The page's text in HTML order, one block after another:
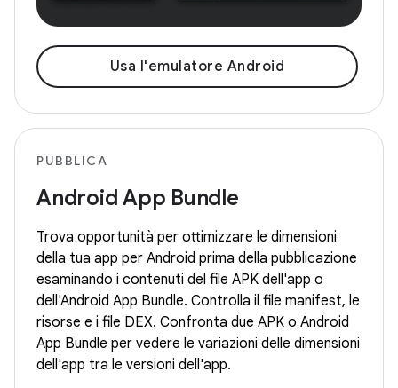
Usa l'emulatore Android
PUBBLICA
Android App Bundle
Trova opportunità per ottimizzare le dimensioni
della tua app per Android prima della pubblicazione
esaminando i contenuti del file APK dell'app o
dell'Android App Bundle. Controlla il file manifest, le
risorse e i file DEX. Confronta due APK o Android
App Bundle per vedere le variazioni delle dimensioni
dell'app tra le versioni dell'app.